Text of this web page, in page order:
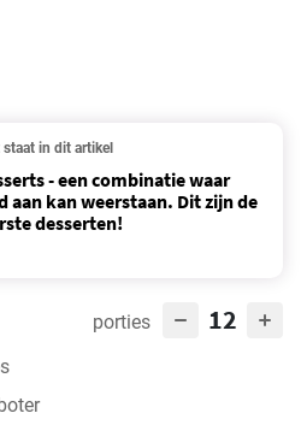
staat in dit artikel
- een combinatie waar
aan kan weerstaan. Dit zijn de
desserten!
porties 12